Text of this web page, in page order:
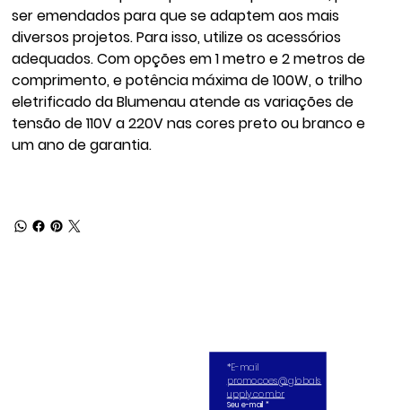
ser emendados para que se adaptem aos mais
diversos projetos. Para isso, utilize os acessórios
adequados. Com opções em 1 metro e 2 metros de
comprimento, e potência máxima de 100W, o trilho
eletrificado da Blumenau atende as variações de
tensão de 110V a 220V nas cores preto ou branco e
um ano de garantia.
promocoes@globals
upply.com.br
Seu e-mail *